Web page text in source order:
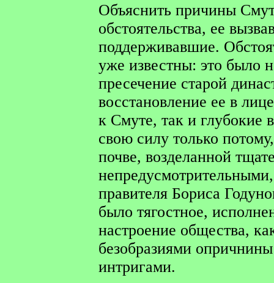
Объяснить причины
обстоятельства, ее
поддерживавшие.
уже известны: это было
пресечение старой
восстановление ее в
к Смуте, так и глубокие
свою силу только
почве, возделанной
правителя Бориса
было тягостное,
настроение общества,
безобразиями
интригами.